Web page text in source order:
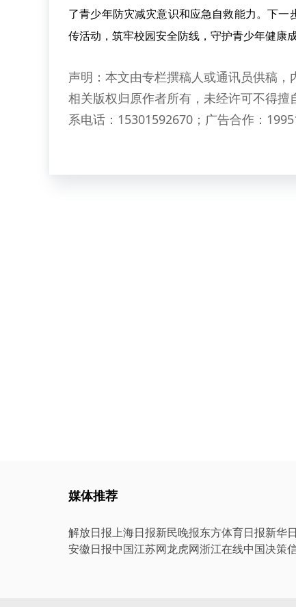
了青少年防灾减灾意识和应急自救能力。下
传活动，筑牢校园安全防线，守护青少年健康成
声明：本文由专栏撰稿人或通讯员供稿，
相关版权归原作者所有，未经许可不得
系电话：15301592670；广告合作：
媒体推荐
解放日报上海日报新民晚报东方体育日报新华
安徽日报中国江苏网龙虎网浙江在线中国决策